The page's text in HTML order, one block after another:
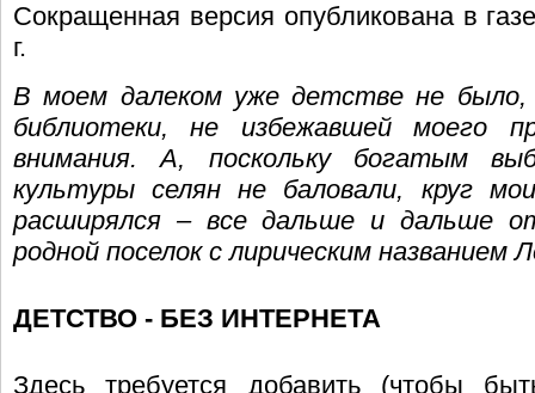
Сокращенная версия опубликована в
г.
В моем далеком уже детстве не было,
библиотеки, не избежавшей моего
внимания. А, поскольку богатым
культуры селян не баловали, круг
расширялся – все дальше и дальше
родной поселок с лирическим названием
ДЕТСТВО - БЕЗ ИНТЕРНЕТА
Здесь требуется добавить (чтобы